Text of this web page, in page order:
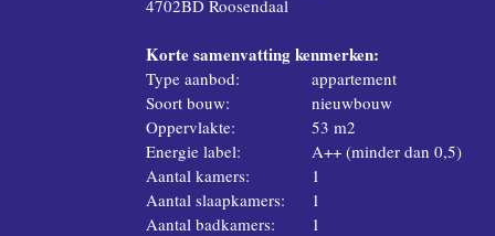
4702BD Roosendaal
Korte samenvatting kenmerken:
Type aanbod:
appartement
Soort bouw:
nieuwbouw
Oppervlakte:
53 m2
Energie label:
A++ (minder dan 0,5)
Aantal kamers:
1
Aantal slaapkamers:
1
Aantal badkamers:
1